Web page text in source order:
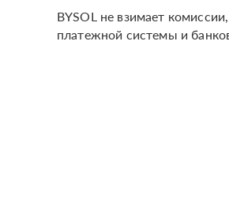
BYSOL не взимает
платежной системы и